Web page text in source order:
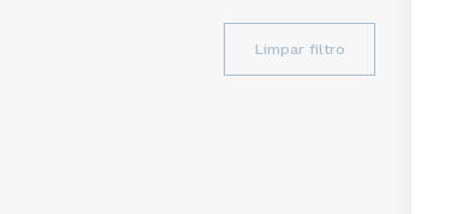
Limpar filtro